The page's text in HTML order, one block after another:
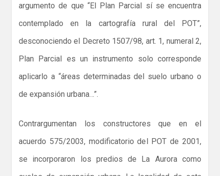
argumento de que “El Plan Parcial sí se encuentra
contemplado en la cartografía rural del POT”,
desconociendo el Decreto 1507/98, art. 1, numeral 2,
Plan Parcial es un instrumento solo corresponde
aplicarlo a “áreas determinadas del suelo urbano o
de expansión urbana…”.
Contrargumentan los constructores que en el
acuerdo 575/2003, modificatorio del POT de 2001,
se incorporaron los predios de La Aurora como